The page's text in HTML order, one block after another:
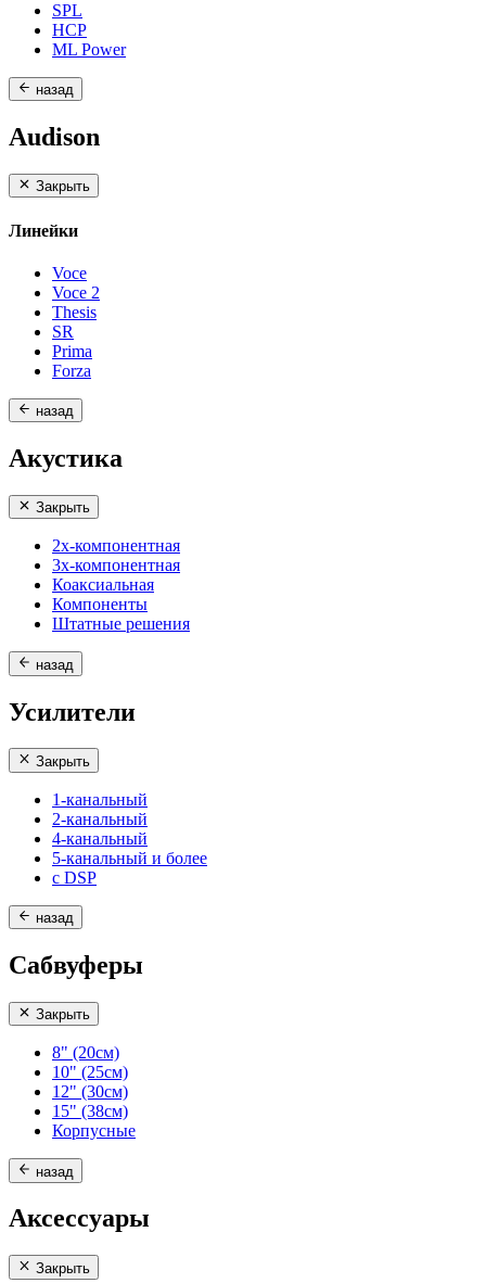
SPL
HCP
ML Power
назад
Audison
Закрыть
Линейки
Voce
Voce 2
Thesis
SR
Prima
Forza
назад
Акустика
Закрыть
2х-компонентная
3х-компонентная
Коаксиальная
Компоненты
Штатные решения
назад
Усилители
Закрыть
1-канальный
2-канальный
4-канальный
5-канальный и более
с DSP
назад
Сабвуферы
Закрыть
8" (20см)
10" (25см)
12" (30см)
15" (38см)
Корпусные
назад
Аксессуары
Закрыть